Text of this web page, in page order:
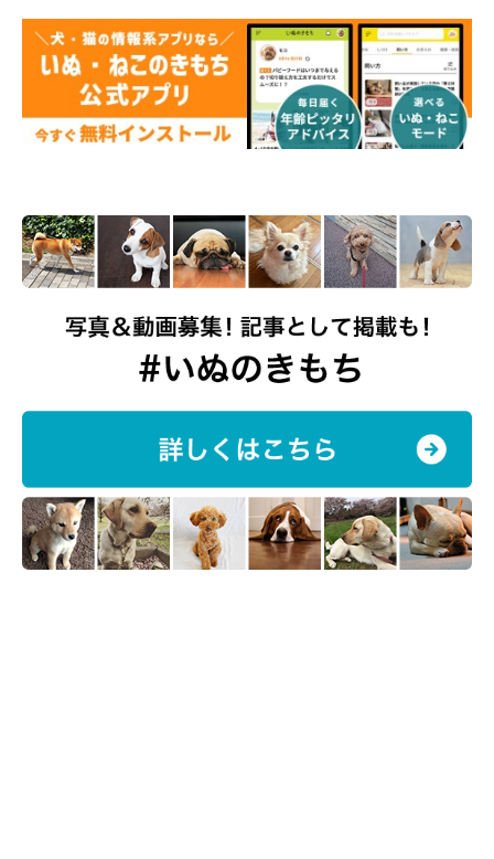
◆活性炭治療
中毒物質を吸着する性質のある活性炭を飲ませることで、犬の体
に中毒症状を引き起こすアルコール成分を排除します。活性炭は
すでに血液中に吸収されてしまったアルコール成分の排泄を促す
◆点滴
静脈に点滴をすることで体内に吸収されたアルコールの血中濃度
を低下させ、尿からの排泄を促します。低下した循環機能（血液
ことになります。